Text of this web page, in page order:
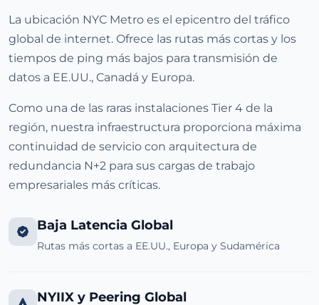
La ubicación NYC Metro es el epicentro del tráfico
global de internet. Ofrece las rutas más cortas y los
tiempos de ping más bajos para transmisión de
datos a EE.UU., Canadá y Europa.
Como una de las raras instalaciones Tier 4 de la
región, nuestra infraestructura proporciona máxima
continuidad de servicio con arquitectura de
redundancia N+2 para sus cargas de trabajo
empresariales más críticas.
Baja Latencia Global
Rutas más cortas a EE.UU., Europa y Sudamérica
NYIIX y Peering Global